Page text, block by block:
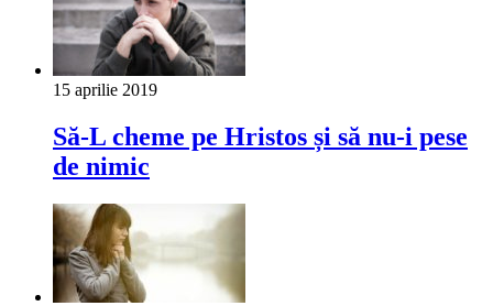
15 aprilie 2019
Să-L cheme pe Hristos și să nu-i pese
de nimic